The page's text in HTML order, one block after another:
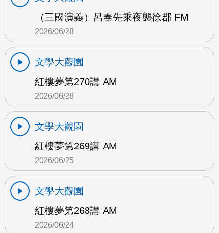
（三國演義）呂奉先乘夜襲徐郡 FM
2026/06/28
文學大觀園
紅樓夢第270講 AM
2026/06/26
文學大觀園
紅樓夢第269講 AM
2026/06/25
文學大觀園
紅樓夢第268講 AM
2026/06/24